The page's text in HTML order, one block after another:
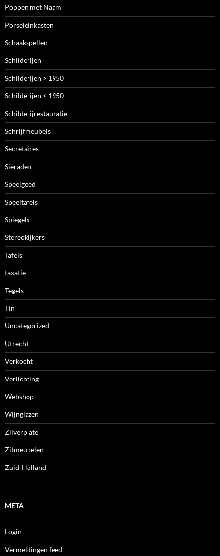
Poppen met Naam
Porseleinkasten
Schaakspellen
Schilderijen
Schilderijen > 1950
Schilderijen < 1950
Schilderijrestauratie
Schrijfmeubels
Secretaires
Sieraden
Speelgoed
Speeltafels
Spiegels
Stereokijkers
Tafels
taxatie
Tegels
Tin
Uncategorized
Utrecht
Verkocht
Verlichting
Webshop
Wijnglazen
Zilverplate
Zitmeubelen
Zuid-Holland
META
Login
Vermeldingen feed